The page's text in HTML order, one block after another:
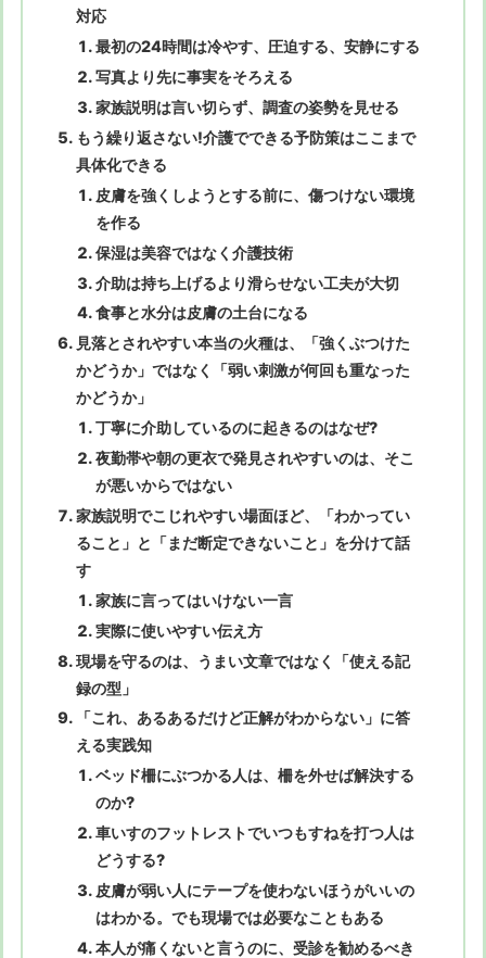
対応
最初の24時間は冷やす、圧迫する、安静にする
写真より先に事実をそろえる
家族説明は言い切らず、調査の姿勢を見せる
もう繰り返さない!介護でできる予防策はここまで
具体化できる
皮膚を強くしようとする前に、傷つけない環境
を作る
保湿は美容ではなく介護技術
介助は持ち上げるより滑らせない工夫が大切
食事と水分は皮膚の土台になる
見落とされやすい本当の火種は、「強くぶつけた
かどうか」ではなく「弱い刺激が何回も重なった
かどうか」
丁寧に介助しているのに起きるのはなぜ?
夜勤帯や朝の更衣で発見されやすいのは、そこ
が悪いからではない
家族説明でこじれやすい場面ほど、「わかってい
ること」と「まだ断定できないこと」を分けて話
す
家族に言ってはいけない一言
実際に使いやすい伝え方
現場を守るのは、うまい文章ではなく「使える記
録の型」
「これ、あるあるだけど正解がわからない」に答
える実践知
ベッド柵にぶつかる人は、柵を外せば解決する
のか?
車いすのフットレストでいつもすねを打つ人は
どうする?
皮膚が弱い人にテープを使わないほうがいいの
はわかる。でも現場では必要なこともある
本人が痛くないと言うのに、受診を勧めるべき